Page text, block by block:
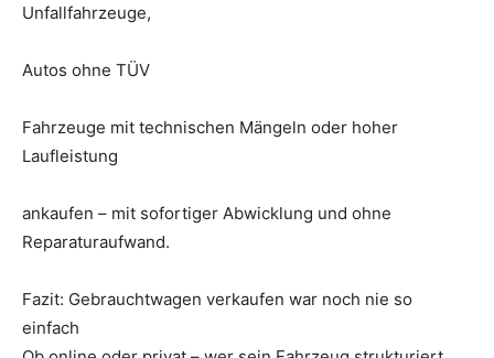
Unfallfahrzeuge,
Autos ohne TÜV
Fahrzeuge mit technischen Mängeln oder hoher
Laufleistung
ankaufen – mit sofortiger Abwicklung und ohne
Reparaturaufwand.
Fazit: Gebrauchtwagen verkaufen war noch nie so
einfach